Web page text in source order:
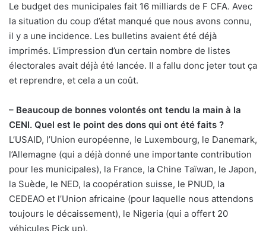
Le budget des municipales fait 16 milliards de F CFA. Avec
la situation du coup d’état manqué que nous avons connu,
il y a une incidence. Les bulletins avaient été déjà
imprimés. L’impression d’un certain nombre de listes
électorales avait déjà été lancée. Il a fallu donc jeter tout ça
et reprendre, et cela a un coût.
– Beaucoup de bonnes volontés ont tendu la main à la
CENI. Quel est le point des dons qui ont été faits ?
L’USAID, l’Union européenne, le Luxembourg, le Danemark,
l’Allemagne (qui a déjà donné une importante contribution
pour les municipales), la France, la Chine Taïwan, le Japon,
la Suède, le NED, la coopération suisse, le PNUD, la
CEDEAO et l’Union africaine (pour laquelle nous attendons
toujours le décaissement), le Nigeria (qui a offert 20
véhicules Pick up).